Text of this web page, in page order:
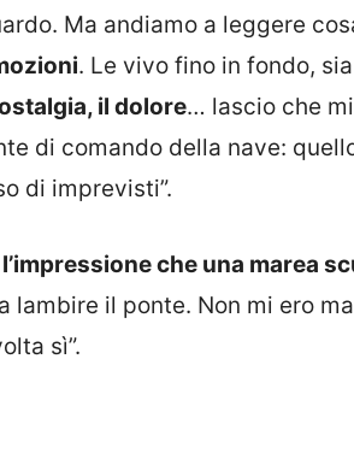
Ma andiamo a leggere
. Le vivo fino in fondo,
il dolore… lascio che
di comando della nave:
di imprevisti”.
che una marea
lambire il ponte. Non mi ero
sì”.